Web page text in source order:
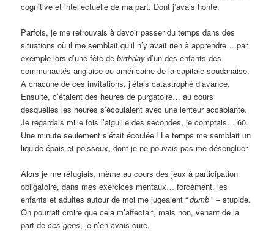
cognitive et intellectuelle de ma part. Dont j’avais honte.
Parfois, je me retrouvais à devoir passer du temps dans des
situations où il me semblait qu’il n’y avait rien à apprendre… par
exemple lors d’une fête debirthday d’un des enfants des
communautés anglaise ou américaine de la capitale soudanaise.
À chacune de ces invitations, j’étais catastrophé d’avance.
Ensuite, c’étaient des heures de purgatoire… au cours
desquelles les heures s’écoulaient avec une lenteur accablante.
Je regardais mille fois l’aiguille des secondes, je comptais… 60.
Une minute seulement s’était écoulée ! Le temps me semblait un
liquide épais et poisseux, dont je ne pouvais pas me désengluer.
Alors je me réfugiais, même au cours des jeux à participation
obligatoire, dans mes exercices mentaux… forcément, les
enfants et adultes autour de moi me jugeaient “dumb” – stupide.
On pourrait croire que cela m’affectait, mais non, venant de la
part deces gens, je n’en avais cure.